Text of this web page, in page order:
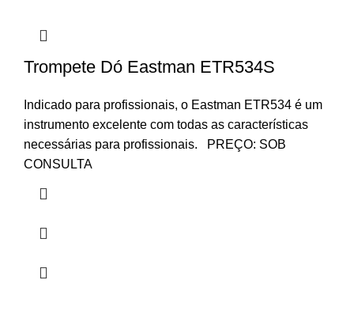
Trompete Dó Eastman ETR534S
Indicado para profissionais, o Eastman ETR534 é um
instrumento excelente com todas as características
necessárias para profissionais. PREÇO: SOB
CONSULTA